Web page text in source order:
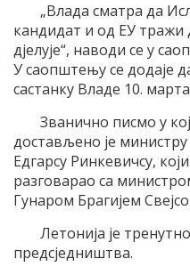
„Влада сматра да
кандидат и од ЕУ тражи
дјелује“, наводи се у
У саопштењу се додаје
састанку Владе 10.
Званично писмо у
достављено је
Едгарсу Ринкевичсу,
разговарао са
Гунаром Брагијем
Летонија је
предсједништва.